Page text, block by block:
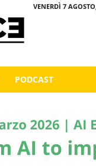
VENERDÌ 7
PODCAST